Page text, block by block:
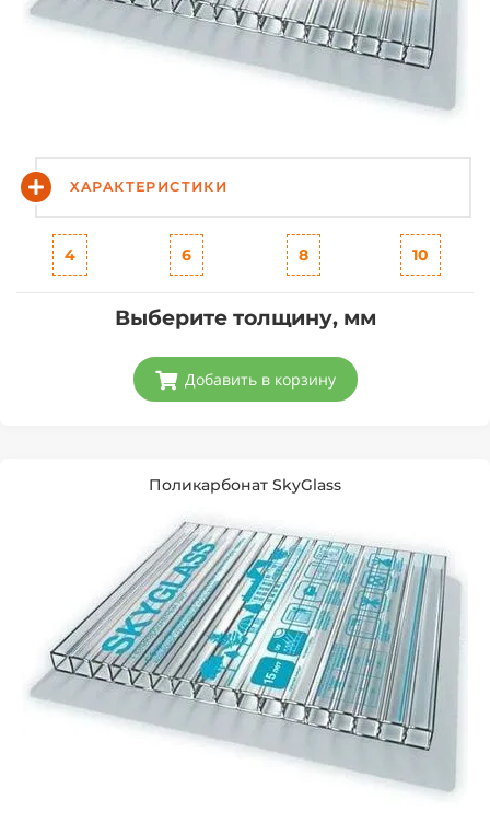
ХАРАКТЕРИСТИКИ
4 6 8 10
Выберите толщину, мм
Добавить в корзину
Поликарбонат SkyGlass